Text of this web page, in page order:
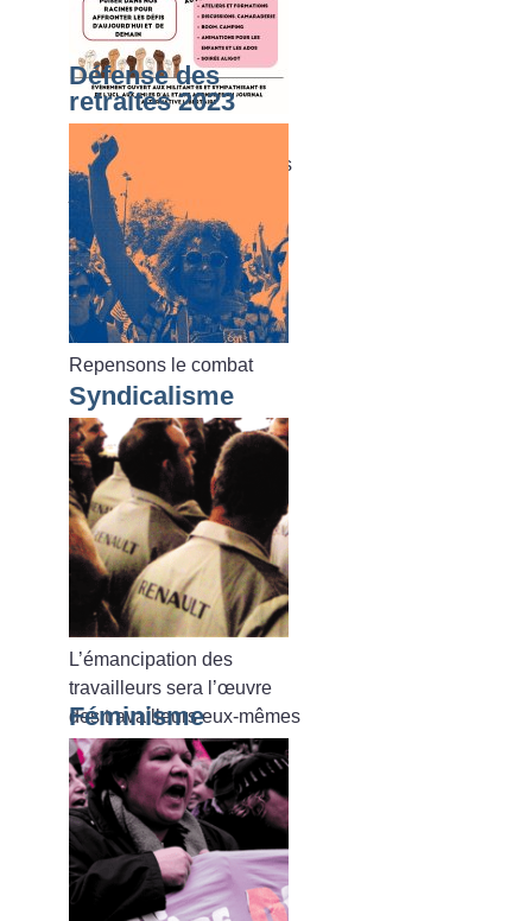
Du dimanche 02 août au
vendredi 07 août 2026, les
journées d’été de l’UCL
Défense des
retraites 2023
Repensons le combat
Syndicalisme
L’émancipation des
travailleurs sera l’œuvre
des travailleurs eux-mêmes
Féminisme